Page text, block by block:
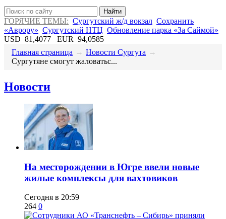
Найти
ГОРЯЧИЕ ТЕМЫ: Сургутский ж/д вокзал Сохранить
«Аврору» Сургутский НТЦ Обновление парка «За Саймой»
USD 81,4077 EUR 94,0585
Главная страница → Новости Сургута →
Сургутяне смогут жаловатьс...
Новости
​На месторождении в Югре ввели новые
жилые комплексы для вахтовиков
Сегодня в 20:59
264 0